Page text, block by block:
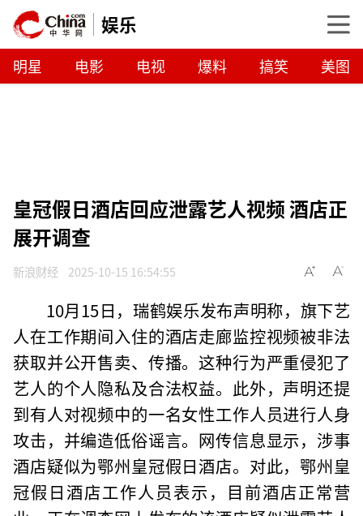
娱乐
明星 电影 电视 爆料 搞笑 美图
皇冠假日酒店回应泄露艺人视频 酒店正
展开调查
新浪财经 2025-10-15 16:54:55
10月15日，瑞鹤娱乐发布声明称，旗下艺
人在工作期间入住的酒店走廊监控视频被非法
获取并公开售卖、传播。这种行为严重侵犯了
艺人的个人隐私及合法权益。此外，声明还提
到有人对视频中的一名女性工作人员进行人身
攻击，并编造低俗谣言。网传信息显示，涉事
酒店疑似为鄂州皇冠假日酒店。对此，鄂州皇
冠假日酒店工作人员表示，目前酒店正常营